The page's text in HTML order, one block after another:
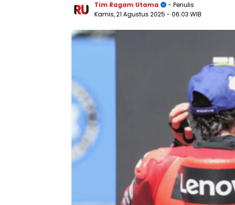
Tim Ragam Utama
- Penulis
Kamis, 21 Agustus 2025 - 06:03 WIB